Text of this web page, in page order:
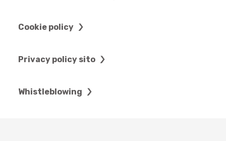
Cookie policy
Privacy policy sito
Whistleblowing